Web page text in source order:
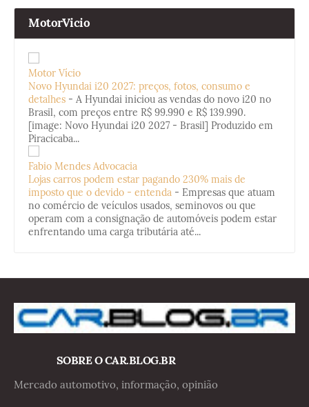
MotorVicio
Motor Vício
Novo Hyundai i20 2027: preços, fotos, consumo e
detalhes - A Hyundai iniciou as vendas do novo i20 no
Brasil, com preços entre R$ 99.990 e R$ 139.990.
[image: Novo Hyundai i20 2027 - Brasil] Produzido em
Piracicaba...
Fabio Mendes Advocacia
Lojas carros podem estar pagando 230% mais de
imposto que o devido - entenda - Empresas que atuam
no comércio de veículos usados, seminovos ou que
operam com a consignação de automóveis podem estar
enfrentando uma carga tributária até...
SOBRE O CAR.BLOG.BR
Mercado automotivo, informação, opinião